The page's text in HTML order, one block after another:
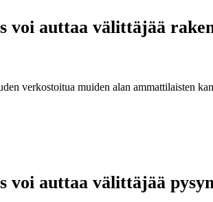
auttaa välittäjää
verkostoitua muiden alan ammattilaisten
auttaa välittäjää